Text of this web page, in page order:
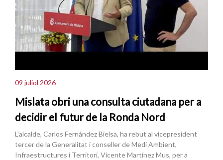
09 juliol 2026
Mislata obri una consulta ciutadana per a
decidir el futur de la Ronda Nord
L'alcalde, Carlos Fernández Bielsa, ha rebut al vicepresident
tercer de la Generalitat i conseller de Medi Ambient,
Infraestructures i Territori, Vicente Martínez Mus, per a